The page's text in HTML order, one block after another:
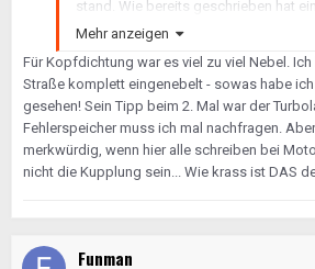
stand. Wie bereits geschrieben hat
Motorkontrollleuchte keinen direkten
Zu deinem Aktuellen Problem -
bedeutet i.d.R. Kühlwasser , klingt für
Kopfdichtung (fast immer durch
Turbolader - der ist wassergekühlt.
Mehr anzeigen
Für Kopfdichtung war es viel zu viel Nebel.
Straße komplett eingenebelt - sowas habe
gesehen! Sein Tipp beim 2. Mal war der
Fehlerspeicher muss ich mal nachfragen.
merkwürdig, wenn hier alle schreiben bei
nicht die Kupplung sein... Wie krass ist DAS
Funman